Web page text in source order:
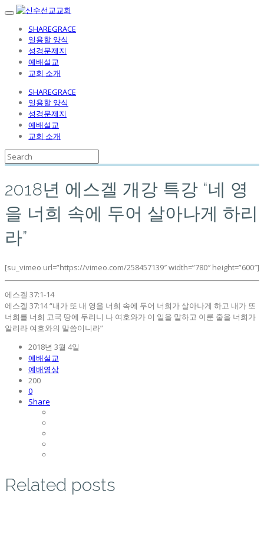
SHAREGRACE
일용할 양식
성경문제지
예배설교
교회 소개
SHAREGRACE
일용할 양식
성경문제지
예배설교
교회 소개
2018년 에스겔 개강 특강 “네 영
을 너희 속에 두어 살아나게 하리
라”
[su_vimeo url=”https://vimeo.com/258457139″ width=”780″ height=”600″]
에스겔 37:1-14
에스겔 37:14 “내가 또 내 영을 너희 속에 두어 너희가 살아나게 하고 내가 또
너희를 너희 고국 땅에 두리니 나 여호와가 이 일을 말하고 이룬 줄을 너희가
알리라 여호와의 말씀이니라”
2018년 3월 4일
예배설교
예배영상
200
0
Share
Related posts